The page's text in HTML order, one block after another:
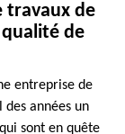
travaux de
de
entreprise de
années un
sont en quête